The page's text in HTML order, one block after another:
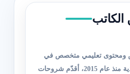
الكاتب
ومحتوى تعليمي متخصص في
اللغة الهولندية منذ عام 2015، أقدّم شروحات